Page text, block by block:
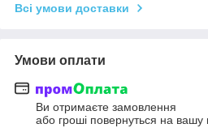
Всі умови доставки
Умови оплати
Ви отримаєте замовлення
або гроші повернуться на вашу